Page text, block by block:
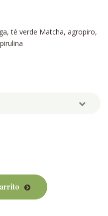
té verde Matcha, agropiro,